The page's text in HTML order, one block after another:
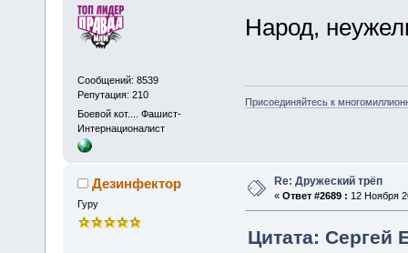
Сообщений: 8539
Репутация: 210
Боевой кот.... Фашист-
Интернационалист
Народ,
Присоединяйтесь к
Дезинфектор
Гуру
Re: Дружеский трёп
« Ответ #2689 : 12 Ноября
Цитата: Сергей